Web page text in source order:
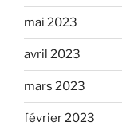
mai 2023
avril 2023
mars 2023
février 2023